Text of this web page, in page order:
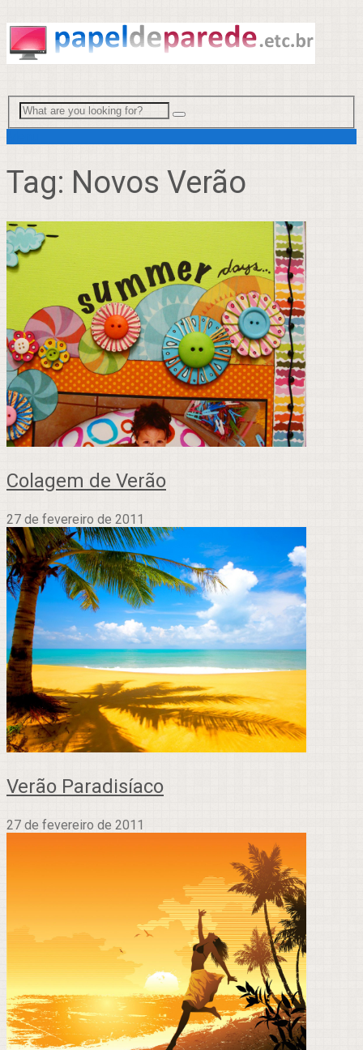
Tag: Novos Verão
Colagem de Verão
27 de fevereiro de 2011
Verão Paradisíaco
27 de fevereiro de 2011